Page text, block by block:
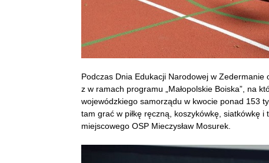
Podczas Dnia Edukacji Narodowej w
z w ramach programu „Małopolskie Boiska”, na
wojewódzkiego samorządu w kwocie ponad 153
tam grać w piłkę ręczną, koszykówkę, siatkówkę
miejscowego OSP Mieczysław Mosurek.